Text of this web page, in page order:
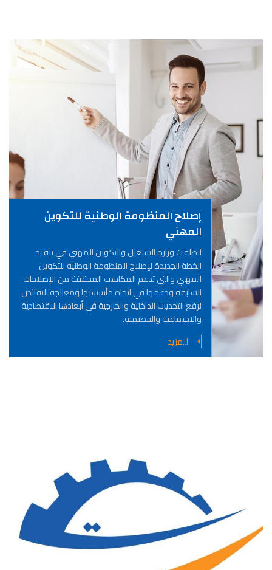
إصلاح المنظومة الوطنية للتكوين
المهني
انطلقت وزارة التشغيل والتكوين المهني في تنفيذ
الخطة الجديدة لإصلاح المنظومة الوطنية للتكوين
المهني والتي تدعم المكاسب المحققة من الإصلاحات
السابقة ودعمها في اتجاه مأسستها ومعالجة النقائص
لرفع التحديات الداخلية والخارجية في أبعادها الاقتصادية
والاجتماعية والتنظيمية.
للمزيد